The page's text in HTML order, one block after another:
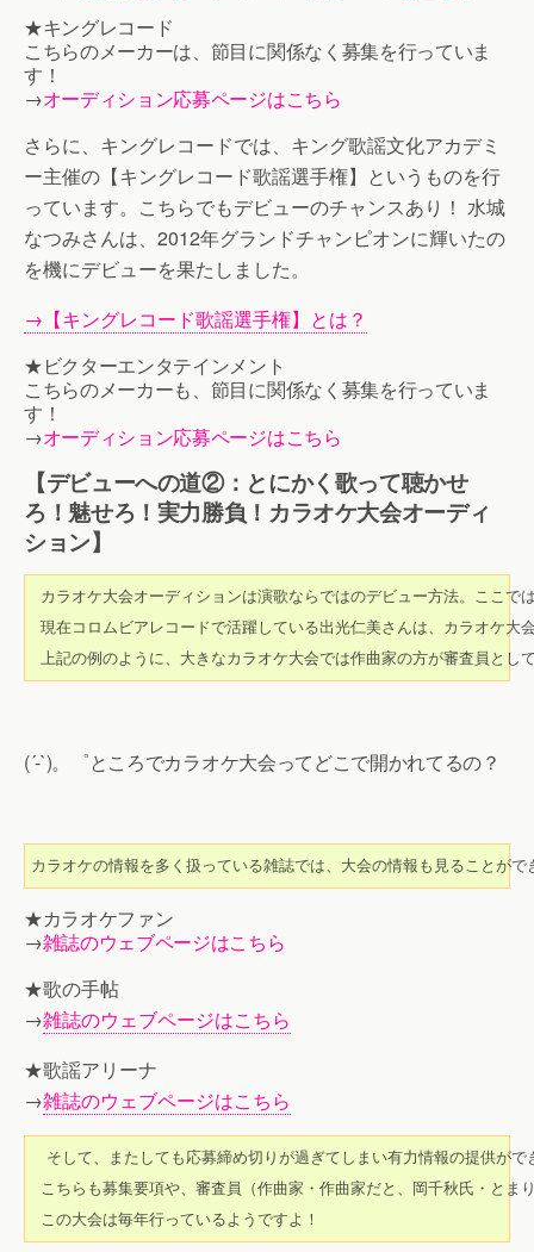
★キングレコード
こちらのメーカーは、節目に関係なく募集を行っていま
す！
→オーディション応募ページはこちら
さらに、キングレコードでは、キング歌謡文化アカデミ
ー主催の【キングレコード歌謡選手権】というものを行
っています。こちらでもデビューのチャンスあり！ 水城
なつみさんは、2012年グランドチャンピオンに輝いたの
を機にデビューを果たしました。
→【キングレコード歌謡選手権】とは？
★ビクターエンタテインメント
こちらのメーカーも、節目に関係なく募集を行っていま
す！
→オーディション応募ページはこちら
【デビューへの道②：とにかく歌って聴かせ
ろ！魅せろ！実力勝負！カラオケ大会オーディ
ション】
カラオケ大会オーディションは演歌ならではのデビュー方法。ここで
現在コロムビアレコードで活躍している出光仁美さんは、カラオケ
上記の例のように、大きなカラオケ大会では作曲家の方が審査員と
(´-`)。゜ところでカラオケ大会ってどこで開かれてるの？
カラオケの情報を多く扱っている雑誌では、大会の情報も見ることが
★カラオケファン
→雑誌のウェブページはこちら
★歌の手帖
→雑誌のウェブページはこちら
★歌謡アリーナ
→雑誌のウェブページはこちら
そして、またしても応募締め切りが過ぎてしまい有力情報の提供が
こちらも募集要項や、審査員（作曲家・作曲家だと、岡千秋氏・と
この大会は毎年行っているようですよ！